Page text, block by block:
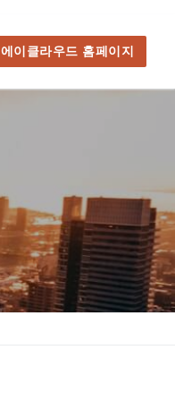
에이클라우드 홈페이지